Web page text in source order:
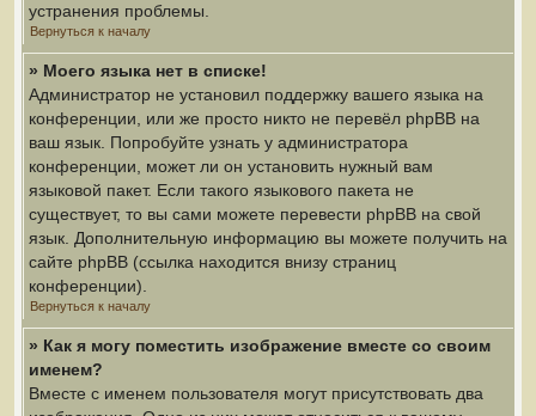
устранения проблемы.
Вернуться к началу
» Моего языка нет в списке!
Администратор не установил поддержку вашего языка на
конференции, или же просто никто не перевёл phpBB на
ваш язык. Попробуйте узнать у администратора
конференции, может ли он установить нужный вам
языковой пакет. Если такого языкового пакета не
существует, то вы сами можете перевести phpBB на свой
язык. Дополнительную информацию вы можете получить на
сайте phpBB (ссылка находится внизу страниц
конференции).
Вернуться к началу
» Как я могу поместить изображение вместе со своим
именем?
Вместе с именем пользователя могут присутствовать два